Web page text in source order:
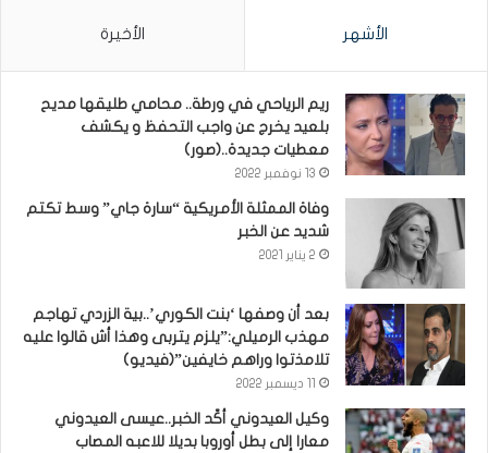
الأشهر الأخيرة
ريم الرياحي في ورطة.. محامي طليقها مديح
بلعيد يخرج عن واجب التحفظ و يكشف
معطيات جديدة..(صور)
13 نوفمبر 2022
وفاة الممثلة الأمريكية “سارة جاي” وسط تكتم
شديد عن الخبر
2 يناير 2021
بعد أن وصفها ‘بنت الكوري’..بية الزردي تهاجم
مهذب الرميلي:”يلزم يتربى وهذا أش قالوا عليه
تلامذتوا وراهم خايفين”(فيديو)
وكيل العيدوني أكّد الخبر..عيسى العيدوني
معارا إلى بطل أوروبا بديلا للاعبه المصاب